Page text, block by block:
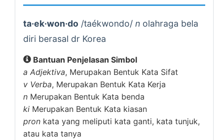
ta·ek·won·do /taékwondo/ n olahraga bela
diri berasal dr Korea
Bantuan Penjelasan Simbol
a Adjektiva, Merupakan Bentuk Kata Sifat
v Verba, Merupakan Bentuk Kata Kerja
n Merupakan Bentuk Kata benda
ki Merupakan Bentuk Kata kiasan
pron kata yang meliputi kata ganti, kata tunjuk,
atau kata tanya